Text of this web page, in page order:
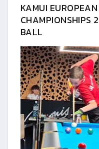
KAMUI
BALL